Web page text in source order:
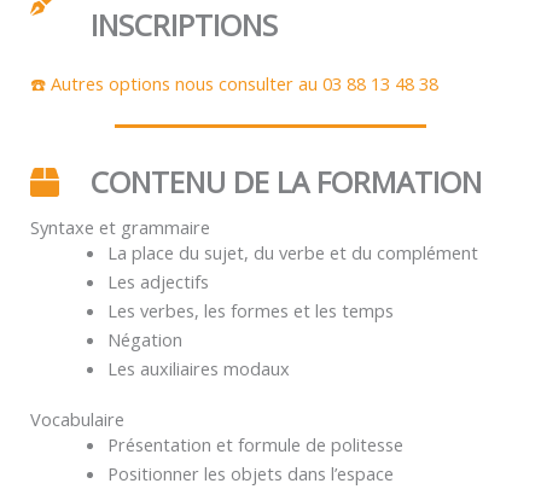
INSCRIPTIONS
☎️ Autres options nous consulter au 03 88 13 48 38
CONTENU DE LA FORMATION
Syntaxe et grammaire
La place du sujet, du verbe et du complément
Les adjectifs
Les verbes, les formes et les temps
Négation
Les auxiliaires modaux
Vocabulaire
Présentation et formule de politesse
Positionner les objets dans l’espace